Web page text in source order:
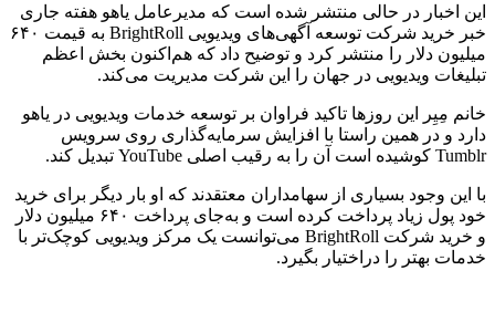
این اخبار در حالی منتشر شده است که مدیرعامل یاهو هفته جاری
خبر خرید شرکت توسعه آگهی‌های ویدیویی BrightRoll به قیمت ۶۴۰
میلیون دلار را منتشر کرد و توضیح داد که هم‌اکنون بخش اعظم
تبلیغات ویدیویی در جهان را این شرکت مدیریت می‌کند.
خانم مِیِر این روزها تاکید فراوان بر توسعه خدمات ویدیویی در یاهو
دارد و در همین راستا با افزایش سرمایه‌گذاری روی سرویس
Tumblr کوشیده است آن را به رقیب اصلی YouTube تبدیل کند.
با این وجود بسیاری از سهامداران معتقدند که او بار دیگر برای خرید
خود پول زیاد پرداخت کرده است و به‌جای پرداخت ۶۴۰ میلیون دلار
و خرید شرکت BrightRoll می‌توانست یک مرکز ویدیویی کوچک‌تر با
خدمات بهتر را دراختیار بگیرد.